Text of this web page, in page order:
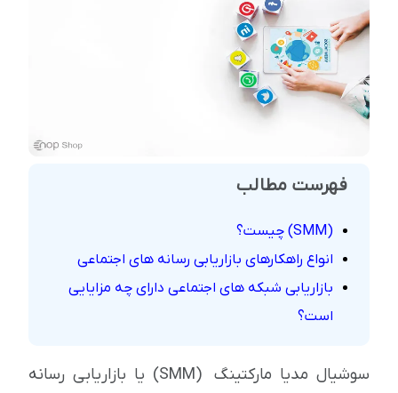
فهرست مطالب
(SMM) چیست؟
انواع راهکارهای بازاریابی رسانه های اجتماعی
بازاریابی شبکه های اجتماعی دارای چه مزایایی
است؟
سوشیال مدیا مارکتینگ (SMM) یا بازاریابی رسانه